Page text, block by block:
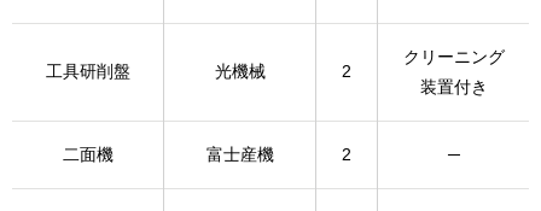
工具研削盤 光機械 2
クリーニング
装置付き
二面機 富士産機 2 ─